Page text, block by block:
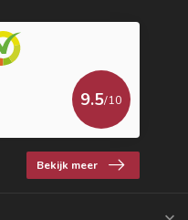
9.5/10
Bekijk meer